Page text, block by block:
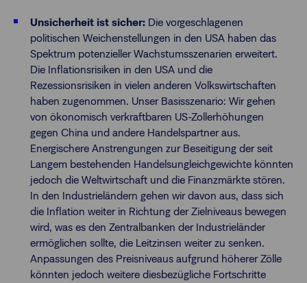
Unsicherheit ist sicher: Die vorgeschlagenen
politischen Weichenstellungen in den USA haben das
Spektrum potenzieller Wachstumsszenarien erweitert.
Die Inflationsrisiken in den USA und die
Rezessionsrisiken in vielen anderen Volkswirtschaften
haben zugenommen. Unser Basisszenario: Wir gehen
von ökonomisch verkraftbaren US-Zollerhöhungen
gegen China und andere Handelspartner aus.
Energischere Anstrengungen zur Beseitigung der seit
Langem bestehenden Handelsungleichgewichte könnten
jedoch die Weltwirtschaft und die Finanzmärkte stören.
In den Industrieländern gehen wir davon aus, dass sich
die Inflation weiter in Richtung der Zielniveaus bewegen
wird, was es den Zentralbanken der Industrieländer
ermöglichen sollte, die Leitzinsen weiter zu senken.
Anpassungen des Preisniveaus aufgrund höherer Zölle
könnten jedoch weitere diesbezügliche Fortschritte